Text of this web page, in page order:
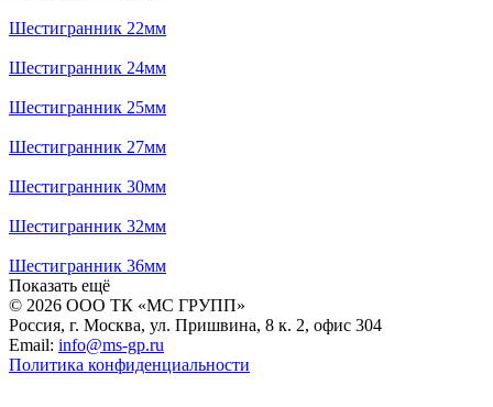
Шестигранник 22мм
Шестигранник 24мм
Шестигранник 25мм
Шестигранник 27мм
Шестигранник 30мм
Шестигранник 32мм
Шестигранник 36мм
© 2026 ООО ТК «МС ГРУПП»
Россия, г. Москва, ул. Пришвина, 8 к. 2, офис 304
Email: info@ms-gp.ru
Политика конфиденциальности